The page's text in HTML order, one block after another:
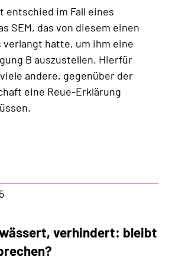
entschied im Fall eines
SEM, das von diesem einen
verlangt hatte, um ihm eine
B auszustellen. Hierfür
andere, gegenüber der
eine Reue-Erklärung
verhindert: bleibt